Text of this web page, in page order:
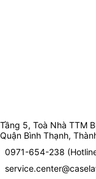
Tầng 5, Toà Nhà TTM
Quận Bình Thạnh,
0971-654-238